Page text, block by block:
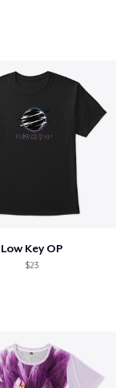
Low Key OP
$23